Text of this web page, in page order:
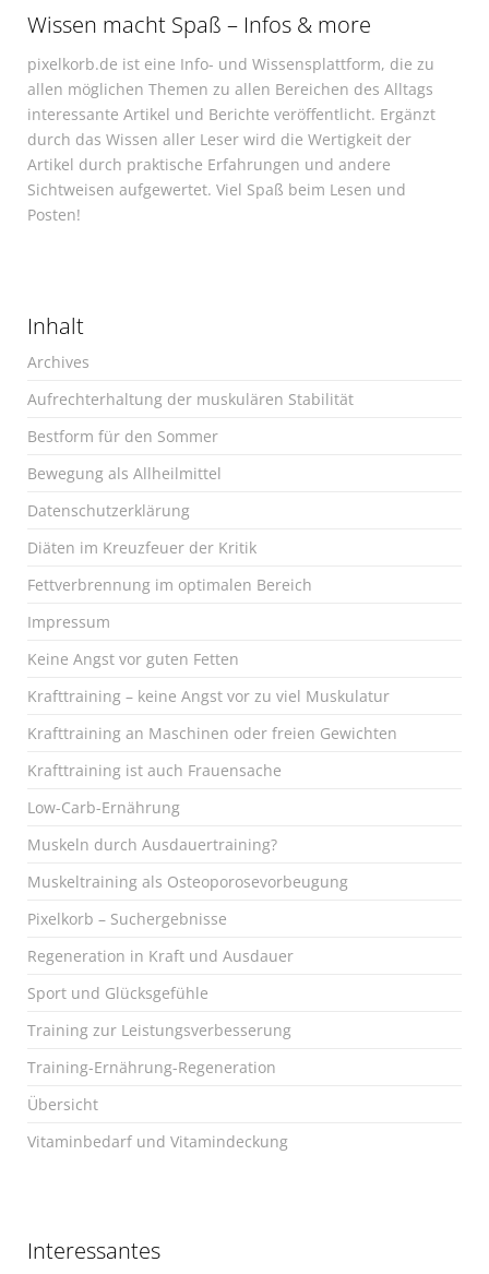
Wissen macht Spaß – Infos & more
pixelkorb.de ist eine Info- und Wissensplattform, die zu
allen möglichen Themen zu allen Bereichen des Alltags
interessante Artikel und Berichte veröffentlicht. Ergänzt
durch das Wissen aller Leser wird die Wertigkeit der
Artikel durch praktische Erfahrungen und andere
Sichtweisen aufgewertet. Viel Spaß beim Lesen und
Posten!
Inhalt
Archives
Aufrechterhaltung der muskulären Stabilität
Bestform für den Sommer
Bewegung als Allheilmittel
Datenschutzerklärung
Diäten im Kreuzfeuer der Kritik
Fettverbrennung im optimalen Bereich
Impressum
Keine Angst vor guten Fetten
Krafttraining – keine Angst vor zu viel Muskulatur
Krafttraining an Maschinen oder freien Gewichten
Krafttraining ist auch Frauensache
Low-Carb-Ernährung
Muskeln durch Ausdauertraining?
Muskeltraining als Osteoporosevorbeugung
Pixelkorb – Suchergebnisse
Regeneration in Kraft und Ausdauer
Sport und Glücksgefühle
Training zur Leistungsverbesserung
Training-Ernährung-Regeneration
Übersicht
Vitaminbedarf und Vitamindeckung
Interessantes